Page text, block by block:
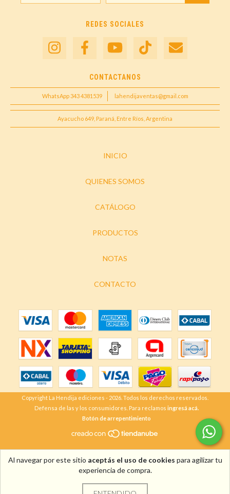
Al navegar por este sitio aceptás el uso de cookies para agilizar tu
experiencia de compra.
REDES SOCIALES
CONTACTANOS
WhatsApp 343 4381539 lahendijaventas@gmail.com
Ayacucho 649, Paraná, Entre Ríos, Argentina
INICIO
QUIENES SOMOS
CATÁLOGO
PRODUCTOS
NOTAS
CONTACTO
Copyright La Hendija ediciones - 2026. Todos los derechos reservados.
Defensa de las y los consumidores. Para reclamos ingresá acá.
Botón de arrepentimiento